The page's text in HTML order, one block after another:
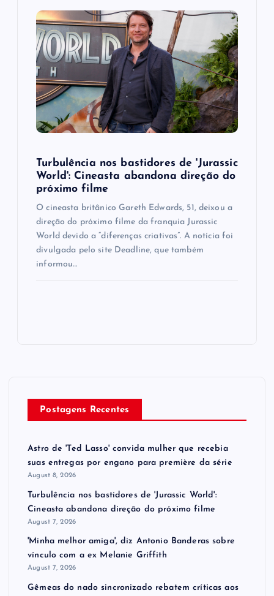
Turbulência nos bastidores de 'Jurassic
World': Cineasta abandona direção do
próximo filme
O cineasta britânico Gareth Edwards, 51, deixou a
direção do próximo filme da franquia Jurassic
World devido a “diferenças criativas”. A notícia foi
divulgada pelo site Deadline, que também
informou…
Postagens Recentes
Astro de 'Ted Lasso' convida mulher que recebia
suas entregas por engano para première da série
August 8, 2026
Turbulência nos bastidores de 'Jurassic World':
Cineasta abandona direção do próximo filme
August 7, 2026
'Minha melhor amiga', diz Antonio Banderas sobre
vínculo com a ex Melanie Griffith
August 7, 2026
Gêmeas do nado sincronizado rebatem críticas ​a​os